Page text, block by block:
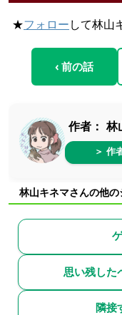
★フォロー して林山
‹ 前の話
作者：林
＞ 作
林山キネマさんの他
思い残した
隣接